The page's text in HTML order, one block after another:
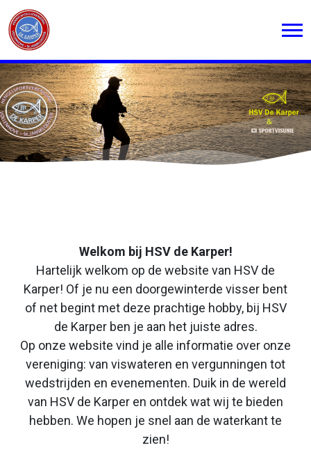
Welkom bij HSV de Karper!
Hartelijk welkom op de website van HSV de
Karper! Of je nu een doorgewinterde visser bent
of net begint met deze prachtige hobby, bij HSV
de Karper ben je aan het juiste adres.
Op onze website vind je alle informatie over onze
vereniging: van viswateren en vergunningen tot
wedstrijden en evenementen. Duik in de wereld
van HSV de Karper en ontdek wat wij te bieden
hebben. We hopen je snel aan de waterkant te
zien!